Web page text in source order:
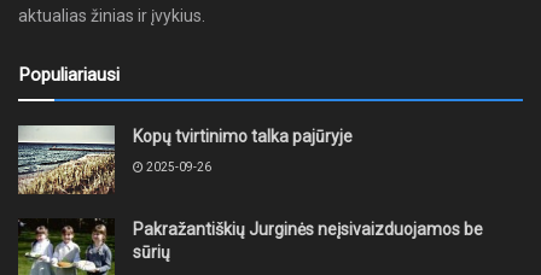
aktualias žinias ir įvykius.
Populiariausi
Kopų tvirtinimo talka pajūryje
2025-09-26
Pakražantiškių Jurginės neįsivaizduojamos be
sūrių